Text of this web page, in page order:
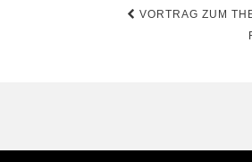
VORTRAG ZUM